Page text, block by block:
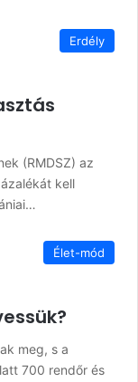
Erdély
(RMDSZ) az
kell
Élet-mód
meg, s a
700 rendőr és